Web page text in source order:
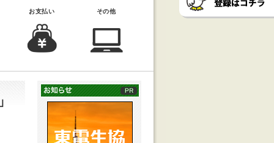
お支払い その他